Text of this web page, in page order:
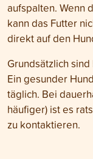
aufspalten. Wenn
kann das Futter
direkt auf den
Grundsätzlich
Ein gesunder
täglich. Bei
häufiger) ist es
zu kontaktieren.